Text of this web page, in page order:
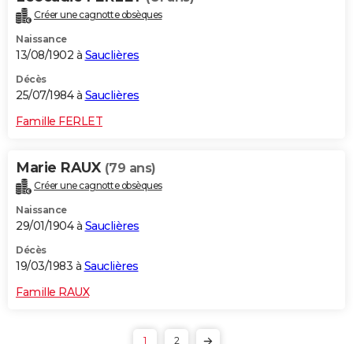
Créer une cagnotte obsèques
Naissance
13/08/1902 à Sauclières
Décès
25/07/1984 à Sauclières
Famille FERLET
Marie RAUX (79 ans)
Créer une cagnotte obsèques
Naissance
29/01/1904 à Sauclières
Décès
19/03/1983 à Sauclières
Famille RAUX
1 2